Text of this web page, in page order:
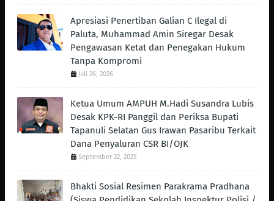
Apresiasi Penertiban Galian C Ilegal di
Paluta, Muhammad Amin Siregar Desak
Pengawasan Ketat dan Penegakan Hukum
Tanpa Kompromi
Juli 26, 2026
Ketua Umum AMPUH M.Hadi Susandra Lubis
Desak KPK-RI Panggil dan Periksa Bupati
Tapanuli Selatan Gus Irawan Pasaribu Terkait
Dana Penyaluran CSR BI/OJK
September 22, 2025
Bhakti Sosial Resimen Parakrama Pradhana